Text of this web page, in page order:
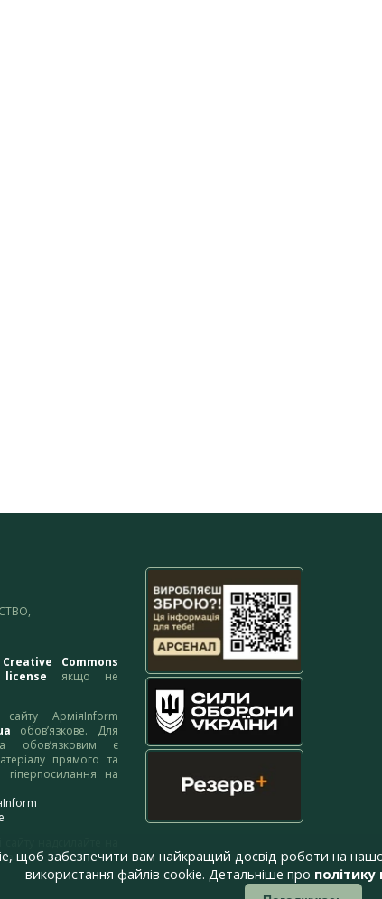
Creative Commons
якщо не
АрміяInform
обов’язкове. Для
обов’язковим є
прямого та
гіперпосилання на
щоб забезпечити вам найкращий досвід роботи на
використання файлів cookie. Детальніше про